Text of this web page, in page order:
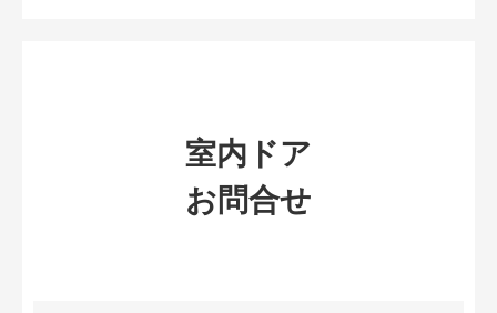
室内ドア
お問合せ